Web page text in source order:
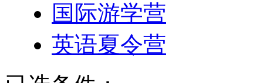
国际游学营
英语夏令营